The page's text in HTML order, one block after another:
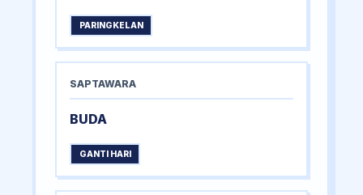
PARINGKELAN
SAPTAWARA
BUDA
GANTI HARI